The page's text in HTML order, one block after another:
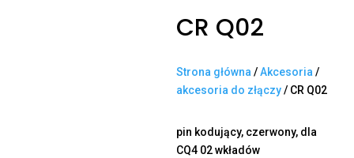
CR Q02
Strona główna /Akcesoria /
akcesoria do złączy/ CR Q02
pin kodujący, czerwony, dla
CQ4 02 wkładów